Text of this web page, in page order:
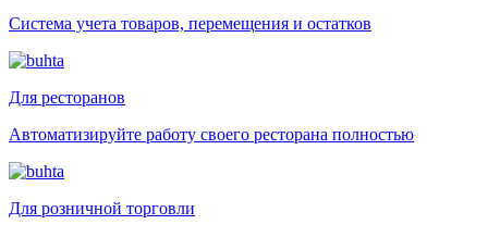
Система учета товаров, перемещения и остатков
Для ресторанов
Автоматизируйте работу своего ресторана полностью
Для розничной торговли